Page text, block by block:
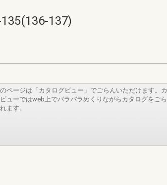
137)
ページは「カタログビュー」でごらんいただけます。カ
ューではweb上でパラパラめくりながらカタログをごら
ます。